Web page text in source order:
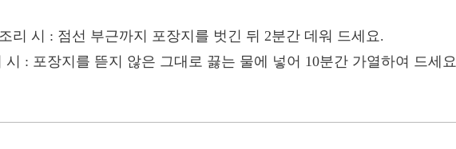
리 시
: 점선 부근까지 포장지를 벗긴 뒤 2분간 데워 드세요.
: 포장지를 뜯지 않은 그대로 끓는 물에 넣어 10분간 가열하여 드세